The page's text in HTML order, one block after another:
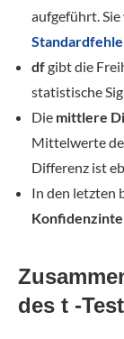
aufgeführt.
dfgibt die
statistische
Die mittlere
Mittelwerte
Differenz ist
In den letzten
des t -